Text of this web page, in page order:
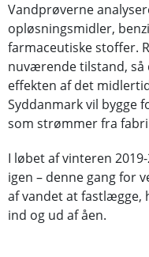
Vandprøverne
opløsningsmidler,
farmaceutiske stoffer.
nuværende tilstand, så
effekten af det
Syddanmark vil bygge
som strømmer fra
I løbet af vinteren
igen – denne gang for
af vandet at
ind og ud af åen.